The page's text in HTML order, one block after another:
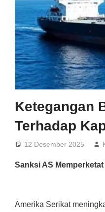
Ketegangan
Terhadap
12 Desember 2025
Sanksi AS Memperketat
Amerika Serikat